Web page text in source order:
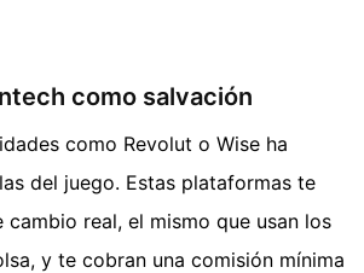
como salvación
como Revolut o Wise ha
del juego. Estas plataformas te
real, el mismo que usan los
y te cobran una comisión mínima